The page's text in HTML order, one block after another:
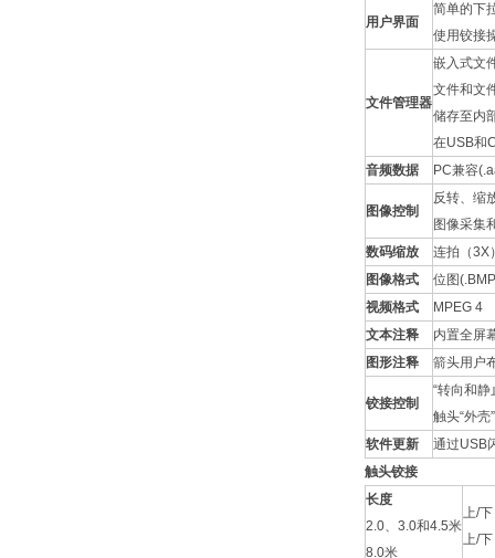
用户界面
简单的下
使用铰接
文件管理器
嵌入式文
文件和文
储存至内
在USB和
音频数据
PC兼容
图像控制
反转、缩
图像采集
数码缩放
连拍（3X
图像格式
位图
视频格式
MPEG 4
文本注释
内置全屏
图形注释
箭头用户
铰接控制
“转向和静
触头“外
软件更新
通过USB
触头铰接
长度
2.0、3.0和4.5米
8.0米
上/
上/